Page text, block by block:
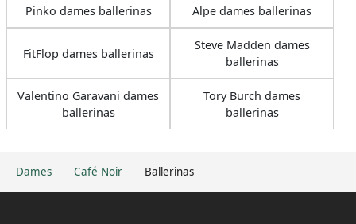
Dames Café Noir Ballerinas
Pinko dames ballerinas Alpe dames ballerinas
FitFlop dames ballerinas
Steve Madden dames
ballerinas
Valentino Garavani dames
ballerinas
Tory Burch dames
ballerinas